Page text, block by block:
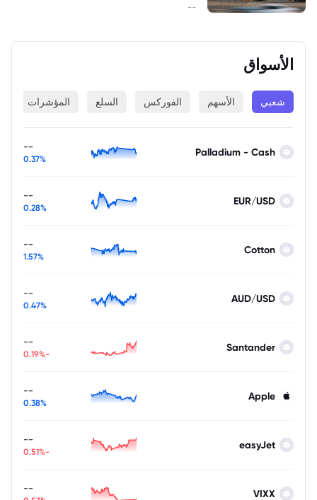
الأسواق
شعبي الأسهم الفوركس السلع المؤشرات
Palladium - Cash
--
0.37%
EUR/USD
--
0.28%
Cotton
--
1.57%
AUD/USD
--
0.47%
Santander
--
-0.19%
Apple
--
0.38%
easyJet
--
-0.51%
VIXX
--
--